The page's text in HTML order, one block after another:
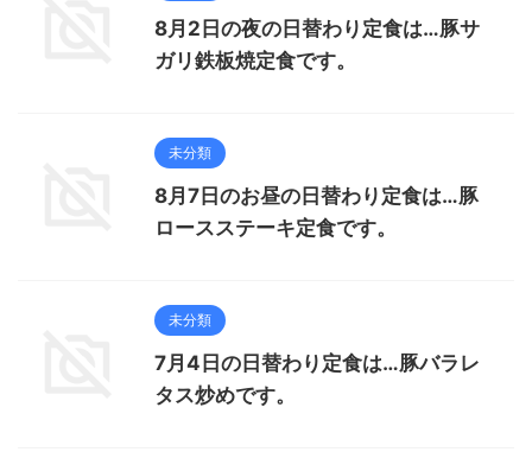
8月2日の夜の日替わり定食は…豚サ
ガリ鉄板焼定食です。
未分類
8月7日のお昼の日替わり定食は…豚
ロースステーキ定食です。
未分類
7月4日の日替わり定食は…豚バラレ
タス炒めです。